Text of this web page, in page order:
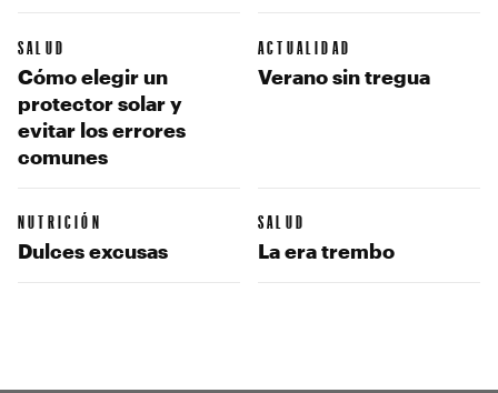
SALUD
Cómo elegir un
protector solar y
evitar los errores
comunes
ACTUALIDAD
Verano sin tregua
NUTRICIÓN
Dulces excusas
SALUD
La era trembo